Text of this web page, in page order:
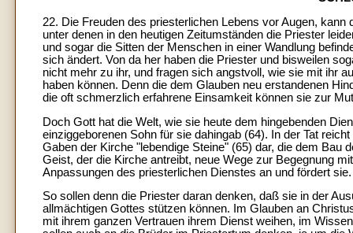
22. Die Freuden des priesterlichen Lebens vor Augen,
unter denen in den heutigen Zeitumständen die Priester
und sogar die Sitten der Menschen in einer Wandlung
sich ändert. Von da her haben die Priester und bisweilen
nicht mehr zu ihr, und fragen sich angstvoll, wie sie mit ihr
haben können. Denn die dem Glauben neu erstandenen
die oft schmerzlich erfahrene Einsamkeit können sie zur
Doch Gott hat die Welt, wie sie heute dem hingebenden
einziggeborenen Sohn für sie dahingab (64). In der Tat
Gaben der Kirche "lebendige Steine" (65) dar, die dem
Geist, der die Kirche antreibt, neue Wege zur Begegnung
Anpassungen des priesterlichen Dienstes an und fördert sie.
So sollen denn die Priester daran denken, daß sie in der
allmächtigen Gottes stützen können. Im Glauben an
mit ihrem ganzen Vertrauen ihrem Dienst weihen, im